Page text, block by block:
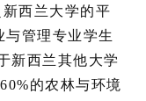
西兰大学的平
与管理专业学生
新西兰其他大学
的农林与环境